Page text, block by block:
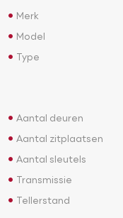
Merk
Model
Type
Aantal deuren
Aantal zitplaatsen
Aantal sleutels
Transmissie
Tellerstand